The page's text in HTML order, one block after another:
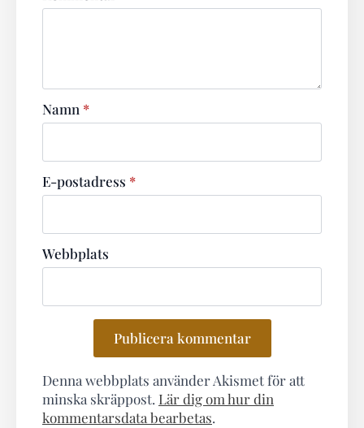
Namn *
E-postadress *
Webbplats
Denna webbplats använder Akismet för att
minska skräppost. Lär dig om hur din
kommentarsdata bearbetas.